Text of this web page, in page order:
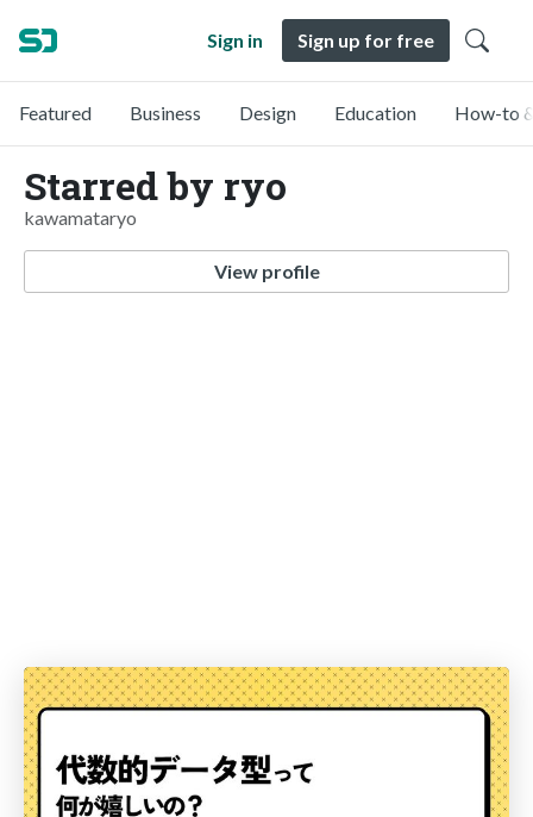
Sign in Sign up for free
Featured Business Design Education How-to
Starred by ryo
kawamataryo
View profile